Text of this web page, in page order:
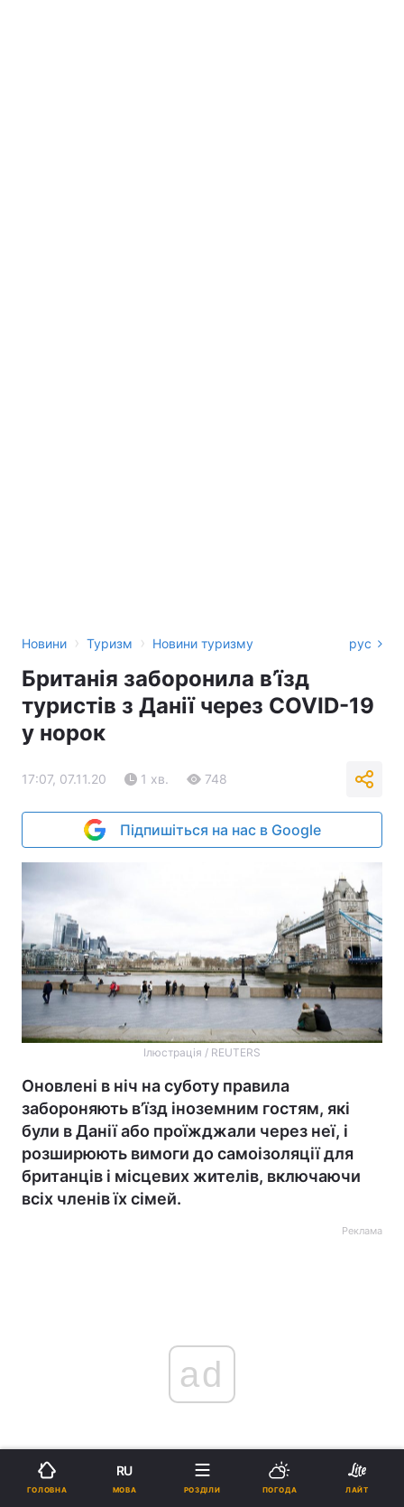
Новини › Туризм › Новини туризму рус
Британія заборонила в’їзд
туристів з Данії через COVID-19
у норок
17:07, 07.11.20 1 хв. 748
Підпишіться на нас в Google
Ілюстрація / REUTERS
Оновлені в ніч на суботу правила
забороняють в’їзд іноземним гостям, які
були в Данії або проїжджали через неї, і
розширюють вимоги до самоізоляції для
британців і місцевих жителів, включаючи
всіх членів їх сімей.
Реклама
ad
ГОЛОВНА
RU
МОВА РОЗДІЛИ ПОГОДА ЛАЙТ